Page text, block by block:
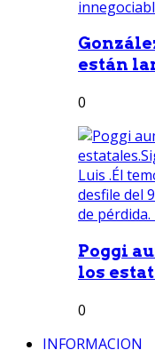
están
0
Poggi
los
0
INFORMACION